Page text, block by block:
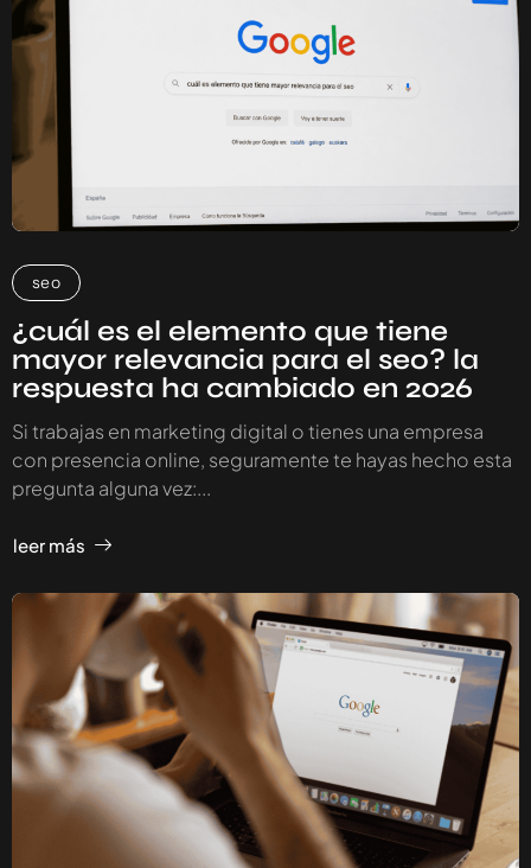
seo
¿cuál es el elemento que tiene
mayor relevancia para el seo? la
respuesta ha cambiado en 2026
Si trabajas en marketing digital o tienes una empresa
con presencia online, seguramente te hayas hecho esta
pregunta alguna vez:...
leer más